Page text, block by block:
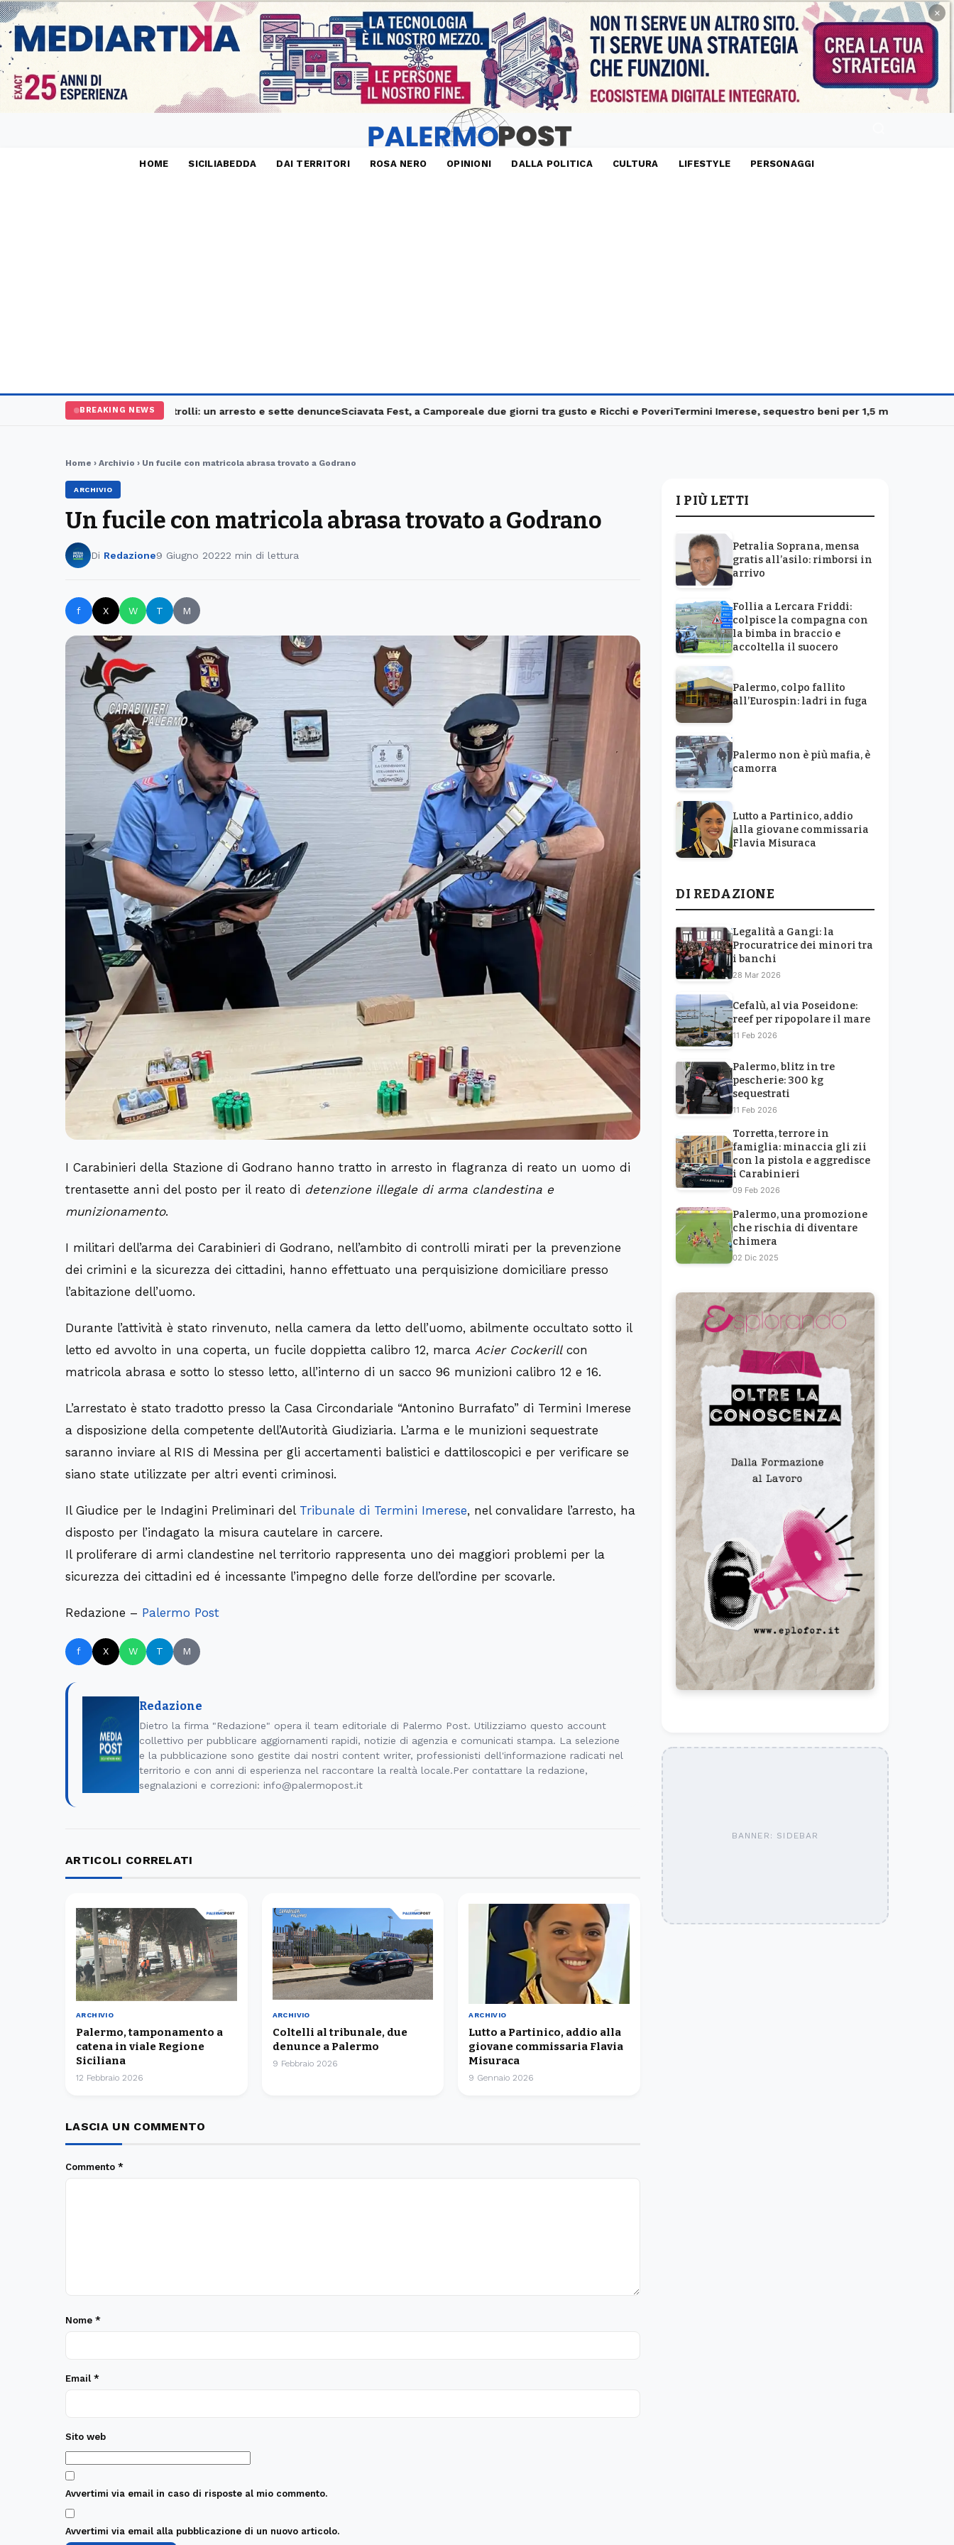
PUBBLICITÀ ×
HOME SICILIABEDDA DAI TERRITORI ROSA NERO OPINIONI DALLA POLITICA CULTURA LIFESTYLE PERSONAGGI
BREAKING NEWS
Palermo, maxi controlli: un arresto e sette denunceSciavata Fest, a Camporeale due giorni tra gusto e Ricchi e PoveriTermini Imerese, sequestro beni per 1,5 milioniCarabinieri
Home › Archivio › Un fucile con matricola abrasa trovato a Godrano
ARCHIVIO
Un fucile con matricola abrasa trovato a Godrano
Di Redazione9 Giugno 20222 min di lettura
f X W T M
I Carabinieri della Stazione di Godrano hanno tratto in arresto in flagranza di reato un uomo di
trentasette anni del posto per il reato di detenzione illegale di arma clandestina e
munizionamento.
I militari dell’arma dei Carabinieri di Godrano, nell’ambito di controlli mirati per la prevenzione
dei crimini e la sicurezza dei cittadini, hanno effettuato una perquisizione domiciliare presso
l’abitazione dell’uomo.
Durante l’attività è stato rinvenuto, nella camera da letto dell’uomo, abilmente occultato sotto il
letto ed avvolto in una coperta, un fucile doppietta calibro 12, marca Acier Cockerillcon
matricola abrasa e sotto lo stesso letto, all’interno di un sacco 96 munizioni calibro 12 e 16.
L’arrestato è stato tradotto presso la Casa Circondariale “Antonino Burrafato” di Termini Imerese
a disposizione della competente dell’Autorità Giudiziaria. L’arma e le munizioni sequestrate
saranno inviare al RIS di Messina per gli accertamenti balistici e dattiloscopici e per verificare se
siano state utilizzate per altri eventi criminosi.
Il Giudice per le Indagini Preliminari del Tribunale di Termini Imerese, nel convalidare l’arresto, ha
disposto per l’indagato la misura cautelare in carcere.
Il proliferare di armi clandestine nel territorio rappresenta uno dei maggiori problemi per la
sicurezza dei cittadini ed é incessante l’impegno delle forze dell’ordine per scovarle.
Redazione – Palermo Post
f X W T M
Redazione
Dietro la firma "Redazione" opera il team editoriale di Palermo Post. Utilizziamo questo account
collettivo per pubblicare aggiornamenti rapidi, notizie di agenzia e comunicati stampa. La selezione
e la pubblicazione sono gestite dai nostri content writer, professionisti dell'informazione radicati nel
territorio e con anni di esperienza nel raccontare la realtà locale.Per contattare la redazione,
segnalazioni e correzioni: info@palermopost.it
ARTICOLI CORRELATI
ARCHIVIO
Palermo, tamponamento a
catena in viale Regione
Siciliana
12 Febbraio 2026
ARCHIVIO
Coltelli al tribunale, due
denunce a Palermo
9 Febbraio 2026
ARCHIVIO
Lutto a Partinico, addio alla
giovane commissaria Flavia
Misuraca
9 Gennaio 2026
LASCIA UN COMMENTO
Commento *
Nome *
Email *
Sito web
Avvertimi via email in caso di risposte al mio commento.
Avvertimi via email alla pubblicazione di un nuovo articolo.
I PIÙ LETTI
Petralia Soprana, mensa
gratis all’asilo: rimborsi in
arrivo
Follia a Lercara Friddi:
colpisce la compagna con
la bimba in braccio e
accoltella il suocero
Palermo, colpo fallito
all’Eurospin: ladri in fuga
Palermo non è più mafia, è
camorra
Lutto a Partinico, addio
alla giovane commissaria
Flavia Misuraca
DI REDAZIONE
Legalità a Gangi: la
Procuratrice dei minori tra
i banchi
28 Mar 2026
Cefalù, al via Poseidone:
reef per ripopolare il mare
11 Feb 2026
Palermo, blitz in tre
pescherie: 300 kg
sequestrati
11 Feb 2026
Torretta, terrore in
famiglia: minaccia gli zii
con la pistola e aggredisce
i Carabinieri
09 Feb 2026
Palermo, una promozione
che rischia di diventare
chimera
02 Dic 2025
BANNER: SIDEBAR